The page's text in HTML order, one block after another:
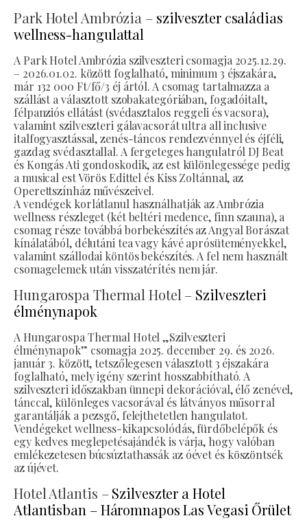
Park Hotel Ambrózia – szilveszter családias
wellness-hangulattal
A Park Hotel Ambrózia szilveszteri csomagja 2025.12.29.
– 2026.01.02. között foglalható, minimum 3 éjszakára,
már 132 000 Ft/fő/3 éj ártól. A csomag tartalmazza a
szállást a választott szobakategóriában, fogadóitalt,
félpanziós ellátást (svédasztalos reggeli és vacsora),
valamint szilveszteri gálavacsorát ultra all inclusive
italfogyasztással, zenés-táncos rendezvénnyel és éjféli,
gazdag svédasztallal. A fergeteges hangulatról DJ Beat
és Kongás Ati gondoskodik, az est különlegessége pedig
a musical est Vörös Edittel és Kiss Zoltánnal, az
Operettszínház művészeivel.
A vendégek korlátlanul használhatják az Ambrózia
wellness részleget (két beltéri medence, finn szauna), a
csomag része továbbá borbekészítés az Angyal Borászat
kínálatából, délutáni tea vagy kávé aprósüteményekkel,
valamint szállodai köntös bekészítés. A fel nem használt
csomagelemek után visszatérítés nem jár.
Hungarospa Thermal Hotel – Szilveszteri
élménynapok
A Hungarospa Thermal Hotel „Szilveszteri
élménynapok” csomagja 2025. december 29. és 2026.
január 3. között, tetszőlegesen választott 3 éjszakára
foglalható, mely igény szerint hosszabbítható. A
szilveszteri időszakban ünnepi dekorációval, élő zenével,
tánccal, különleges vacsorával és látványos műsorral
garantálják a pezsgő, felejthetetlen hangulatot.
Vendégeket wellness-kikapcsolódás, fürdőbelépők és
egy kedves meglepetésajándék is várja, hogy valóban
emlékezetesen búcsúztathassák az óévet és köszöntsék
az újévet.
Hotel Atlantis –Szilveszter a Hotel
Atlantisban – Háromnapos Las Vegasi Őrület